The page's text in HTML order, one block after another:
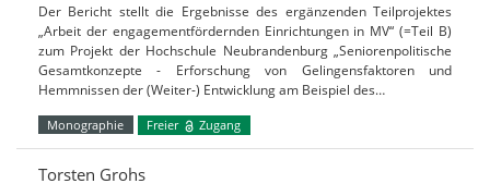
Der Bericht stellt die Ergebnisse des ergänzenden Teilprojektes
„Arbeit der engagementfördernden Einrichtungen in MV“ (=Teil B)
zum Projekt der Hochschule Neubrandenburg „Seniorenpolitische
Gesamtkonzepte - Erforschung von Gelingensfaktoren und
Hemmnissen der (Weiter-) Entwicklung am Beispiel des…
Monographie Freier Zugang
Torsten Grohs